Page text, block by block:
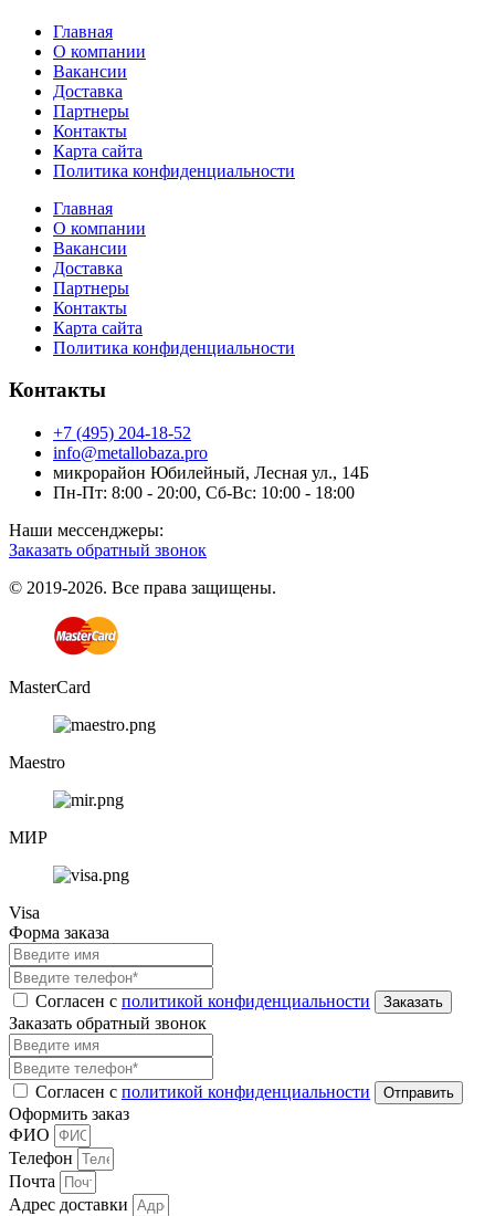
Главная
О компании
Вакансии
Доставка
Партнеры
Контакты
Карта сайта
Политика конфиденциальности
Главная
О компании
Вакансии
Доставка
Партнеры
Контакты
Карта сайта
Политика конфиденциальности
Контакты
+7 (495) 204-18-52
info@metallobaza.pro
микрорайон Юбилейный, Лесная ул., 14Б
Пн-Пт: 8:00 - 20:00, Сб-Вс: 10:00 - 18:00
Наши мессенджеры:
Заказать обратный звонок
© 2019-2026. Все права защищены.
MasterCard
Maestro
МИР
Visa
Форма заказа
Согласен с политикой конфиденциальности
Заказать обратный звонок
Согласен с политикой конфиденциальности
Оформить заказ
ФИО
Телефон
Почта
Адрес доставки